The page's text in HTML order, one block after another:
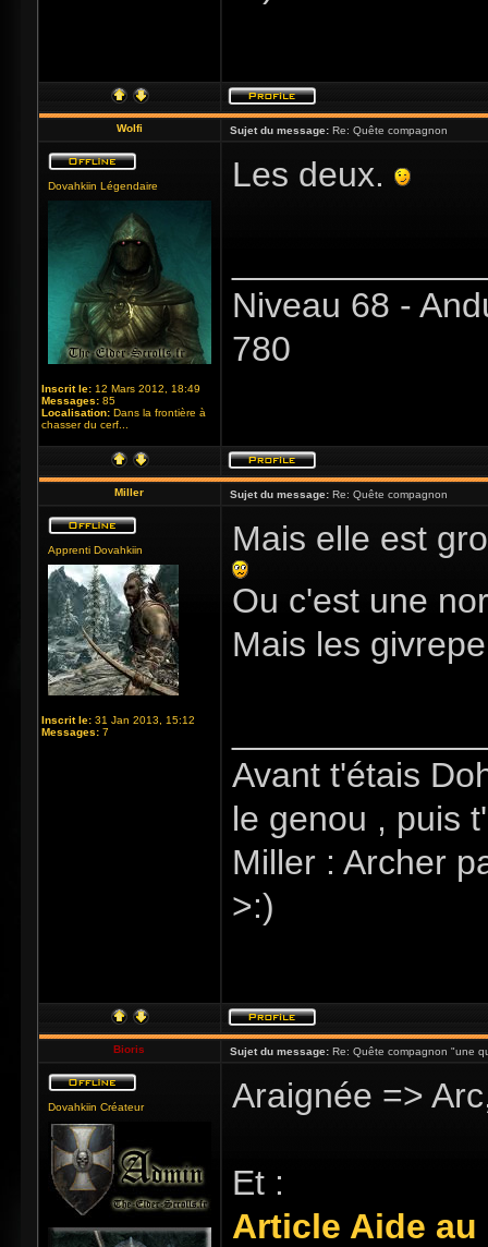
Wolfi Sujet du message: Re: Quête compagnon
Dovahkiin Légendaire
Inscrit le: 12 Mars 2012, 18:49
Messages: 85
Localisation: Dans la frontière à
chasser du cerf...
Les deux.
Niveau 68 -
780
Miller Sujet du message: Re: Quête compagnon
Apprenti Dovahkiin
Inscrit le: 31 Jan 2013, 15:12
Messages: 7
Mais elle est
Ou c'est une
Mais les
Avant t'étais
le genou , puis
Miller : Archer
>:)
Bioris Sujet du message: Re: Quête compagnon "une
Dovahkiin Créateur Araignée =>
Et :
Article Aide